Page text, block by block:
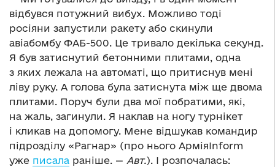
відбувся потужний вибух. Можливо тоді
росіяни запустили ракету або скинули
авіабомбу ФАБ-500. Це тривало декілька секунд.
Я був затиснутий бетонними плитами, одна
з яких лежала на автоматі, що притиснув мені
ліву руку. А голова була затиснута між ще двома
плитами. Поруч були два мої побратими, які,
на жаль, загинули. Я наклав на ногу турнікет
і кликав на допомогу. Мене відшукав командир
підрозділу «Рагнар» (про нього АрміяІnform
уже писала раніше. — Авт.). І розпочалась: